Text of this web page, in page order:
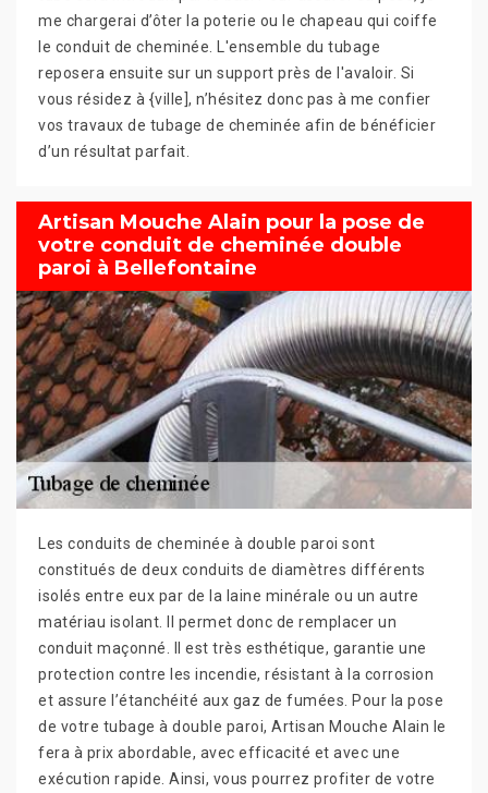
me chargerai d’ôter la poterie ou le chapeau qui coiffe
le conduit de cheminée. L'ensemble du tubage
reposera ensuite sur un support près de l'avaloir. Si
vous résidez à {ville], n’hésitez donc pas à me confier
vos travaux de tubage de cheminée afin de bénéficier
d’un résultat parfait.
Artisan Mouche Alain pour la pose de
votre conduit de cheminée double
paroi à Bellefontaine
Les conduits de cheminée à double paroi sont
constitués de deux conduits de diamètres différents
isolés entre eux par de la laine minérale ou un autre
matériau isolant. Il permet donc de remplacer un
conduit maçonné. Il est très esthétique, garantie une
protection contre les incendie, résistant à la corrosion
et assure l’étanchéité aux gaz de fumées. Pour la pose
de votre tubage à double paroi, Artisan Mouche Alain le
fera à prix abordable, avec efficacité et avec une
exécution rapide. Ainsi, vous pourrez profiter de votre